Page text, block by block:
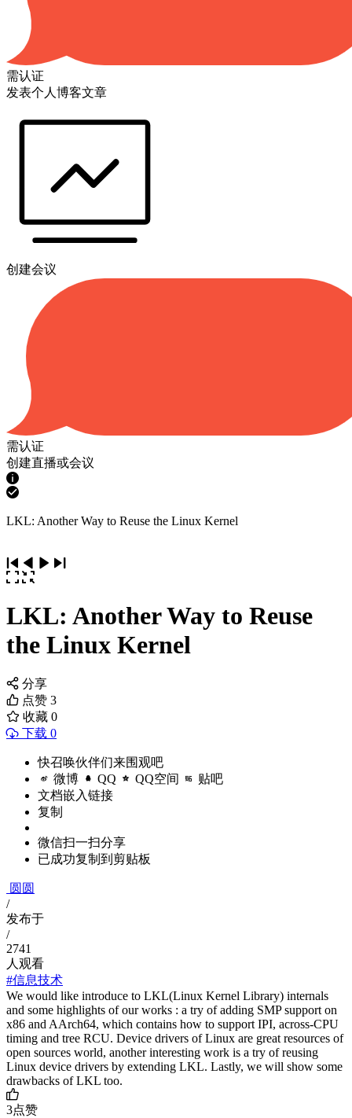
需认证
发表个人博客文章
创建会议
需认证
创建直播或会议
LKL: Another Way to Reuse the Linux Kernel
LKL: Another Way to Reuse
the Linux Kernel
分享
点赞 3
收藏 0
下载 0
快召唤伙伴们来围观吧
微博 QQ QQ空间 贴吧
文档嵌入链接
复制
微信扫一扫分享
已成功复制到剪贴板
圆圆
/
发布于
/
2741
人观看
#信息技术
We would like introduce to LKL(Linux Kernel Library) internals
and some highlights of our works : a try of adding SMP support on
x86 and AArch64, which contains how to support IPI, across-CPU
timing and tree RCU. Device drivers of Linux are great resources of
open sources world, another interesting work is a try of reusing
Linux device drivers by extending LKL. Lastly, we will show some
drawbacks of LKL too.
3点赞